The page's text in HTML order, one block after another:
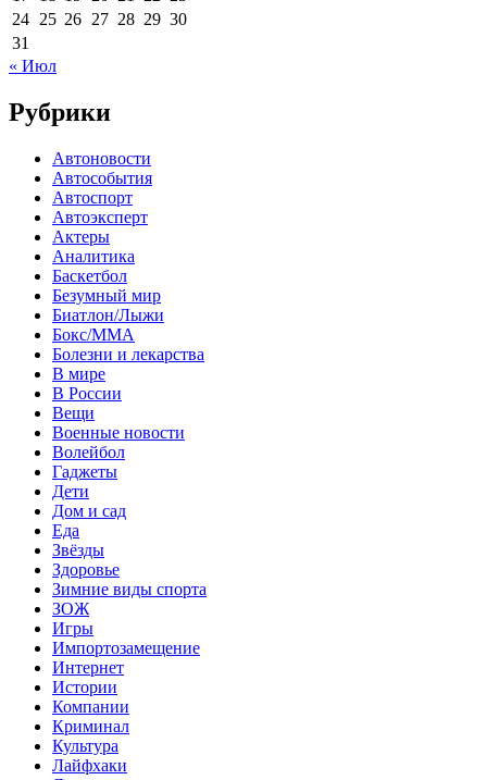
24 25 26 27 28 29 30
31
« Июл
Рубрики
Автоновости
Автособытия
Автоспорт
Автоэксперт
Актеры
Аналитика
Баскетбол
Безумный мир
Биатлон/Лыжи
Бокс/MMA
Болезни и лекарства
В мире
В России
Вещи
Военные новости
Волейбол
Гаджеты
Дети
Дом и сад
Еда
Звёзды
Здоровье
Зимние виды спорта
ЗОЖ
Игры
Импортозамещение
Интернет
Истории
Компании
Криминал
Культура
Лайфхаки